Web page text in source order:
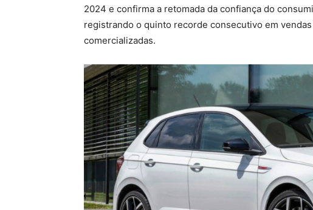
2024 e confirma a retomada da confiança do
registrando o quinto recorde consecutivo em
comercializadas.